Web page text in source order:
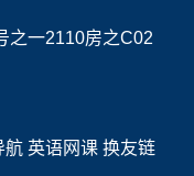
之一2110房之C02
航 英语网课 换友链